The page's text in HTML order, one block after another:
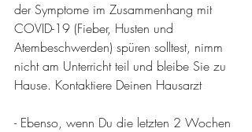
der Symptome im Zusammenhang mit
COVID-19 (Fieber, Husten und
Atembeschwerden) spüren solltest, nimm
nicht am Unterricht teil und bleibe Sie zu
Hause. Kontaktiere Deinen Hausarzt
- Ebenso, wenn Du die letzten 2 Wochen